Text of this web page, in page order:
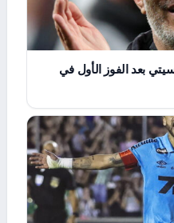
بعد الفوز الأول في